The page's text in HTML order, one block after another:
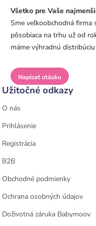
Všetko pre Vaše
Sme veľkoobchodná firma
pôsobiaca na trhu už od
máme výhradnú distribúciu
Napísať otázku
Užitočné odkazy
O nás
Prihlásenie
Registrácia
B2B
Obchodné podmienky
Ochrana osobných údajov
Doživotná záruka Babymoov